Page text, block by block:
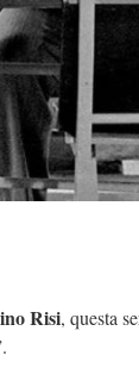
Risi, questa